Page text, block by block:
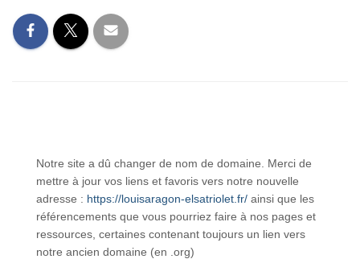
Notre site a dû changer de nom de domaine. Merci de
mettre à jour vos liens et favoris vers notre nouvelle
adresse : https://louisaragon-elsatriolet.fr/ ainsi que les
référencements que vous pourriez faire à nos pages et
ressources, certaines contenant toujours un lien vers
notre ancien domaine (en .org)